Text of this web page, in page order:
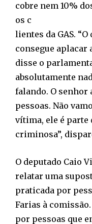
cobre nem 10%
os c
lientes da GAS.
consegue aplacar
disse o
absolutamente
falando. O senhor
pessoas. Não
vítima, ele é parte
criminosa”,
O deputado Caio
relatar uma
praticada por
Farias à
por pessoas que